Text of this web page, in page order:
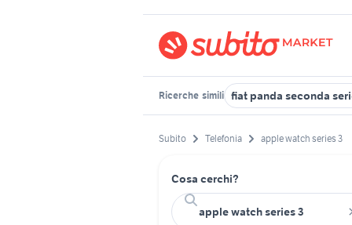
Ricerche simili fiat panda seconda
Subito Telefonia apple watch series 3
Cosa cerchi?